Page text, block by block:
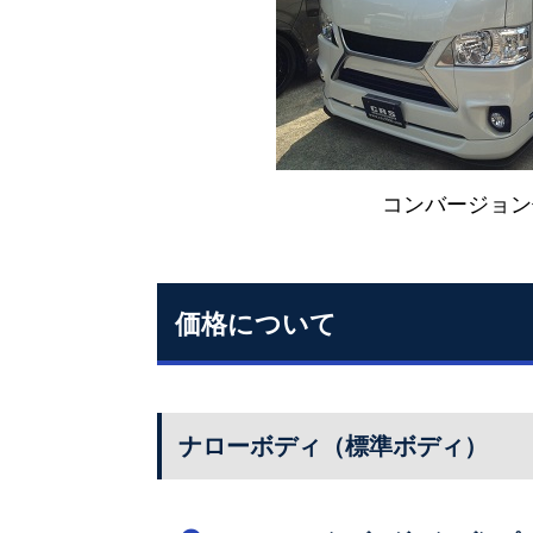
コンバージョ
価格について
ナローボディ（標準ボディ）